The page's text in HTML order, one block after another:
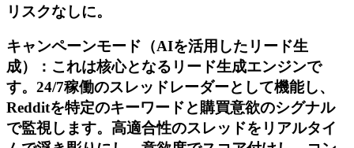
リスクなしに。
キャンペーンモード（AIを活用したリード生
成）：これは核心となるリード生成エンジンで
す。24/7稼働のスレッドレーダーとして機能し、
Redditを特定のキーワードと購買意欲のシグナル
で監視します。高適合性のスレッドをリアルタイ